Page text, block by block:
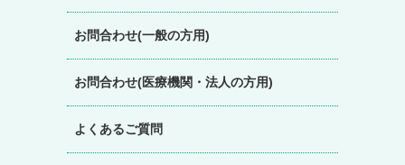
お問合わせ(一般の方用)
お問合わせ(医療機関・法人の方用)
よくあるご質問